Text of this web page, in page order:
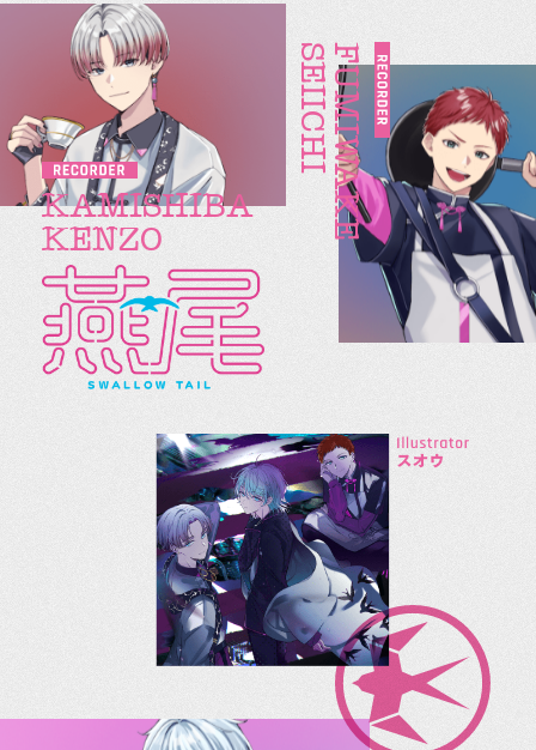
FUMIWAKE
SEIICHI
KAMISHIBA
KENZO